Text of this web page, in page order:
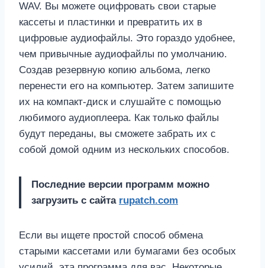
WAV. Вы можете оцифровать свои старые
кассеты и пластинки и превратить их в
цифровые аудиофайлы. Это гораздо удобнее,
чем привычные аудиофайлы по умолчанию.
Создав резервную копию альбома, легко
перенести его на компьютер. Затем запишите
их на компакт-диск и слушайте с помощью
любимого аудиоплеера. Как только файлы
будут переданы, вы сможете забрать их с
собой домой одним из нескольких способов.
Последние версии программ можно
загрузить с сайта rupatch.com
Если вы ищете простой способ обмена
старыми кассетами или бумагами без особых